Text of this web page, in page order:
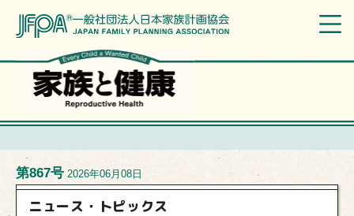
第867号 2026年06月08日
ニュース・トピックス